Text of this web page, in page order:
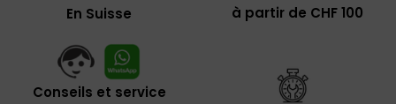
En Suisse
à partir de CHF 100
Conseils et service